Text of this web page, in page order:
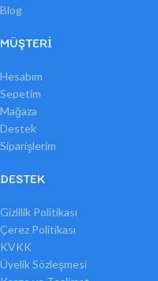
Blog
MÜŞTERI
Hesabım
Sepetim
Mağaza
Destek
Siparişlerim
DESTEK
Gizlilik Politikası
Çerez Politikası
KVKK
Üyelik Sözleşmesi